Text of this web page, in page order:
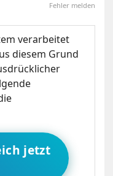
Fehler melden
verarbeitet
diesem Grund
jetzt